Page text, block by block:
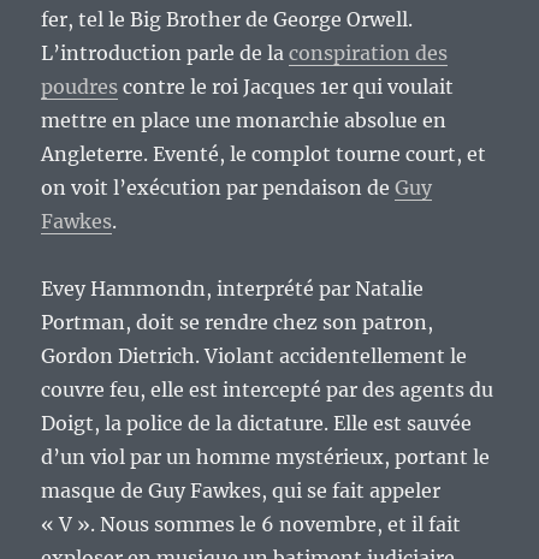
fer, tel le Big Brother de George Orwell.
L’introduction parle de laconspiration des
poudres contre le roi Jacques 1er qui voulait
mettre en place une monarchie absolue en
Angleterre. Eventé, le complot tourne court, et
on voit l’exécution par pendaison deGuy
Fawkes.
Evey Hammondn, interprété par Natalie
Portman, doit se rendre chez son patron,
Gordon Dietrich. Violant accidentellement le
couvre feu, elle est intercepté par des agents du
Doigt, la police de la dictature. Elle est sauvée
d’un viol par un homme mystérieux, portant le
masque de Guy Fawkes, qui se fait appeler
« V ». Nous sommes le 6 novembre, et il fait